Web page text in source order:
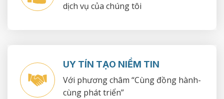
dịch vụ của chúng tôi
UY TÍN TẠO NIỀM TIN
Với phương châm “Cùng đồng hành-
cùng phát triển”